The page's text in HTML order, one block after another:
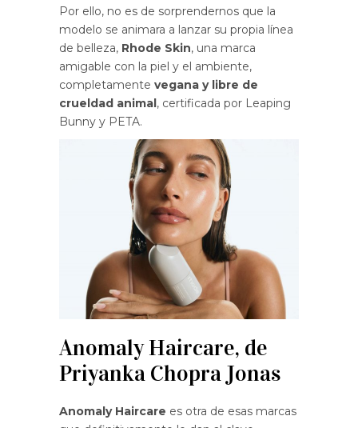
Por ello, no es de sorprendernos que la
modelo se animara a lanzar su propia línea
de belleza, Rhode Skin, una marca
amigable con la piel y el ambiente,
completamente vegana y libre de
crueldad animal, certificada por Leaping
Bunny y PETA.
Anomaly Haircare, de
Priyanka Chopra Jonas
Anomaly Haircare es otra de esas marcas